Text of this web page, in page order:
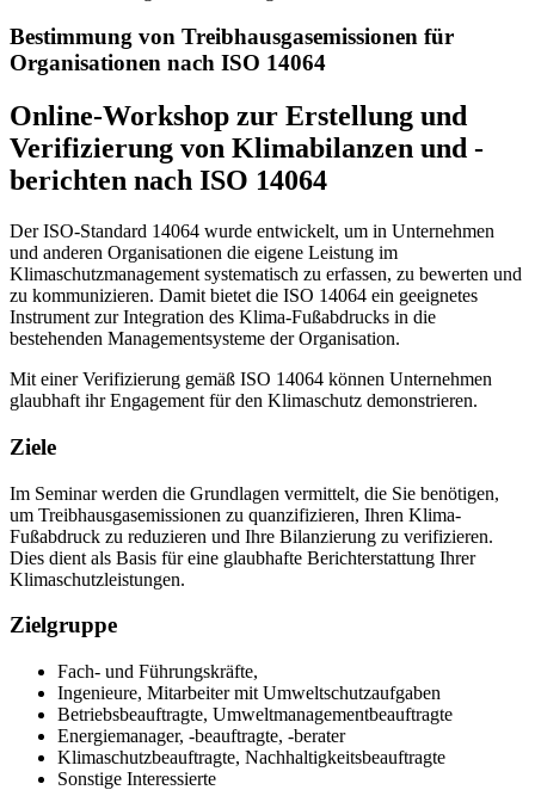
Bestimmung von Treibhausgasemissionen für
Organisationen nach ISO 14064
Online-Workshop zur Erstellung und
Verifizierung von Klimabilanzen und -
berichten nach ISO 14064
Der ISO-Standard 14064 wurde entwickelt, um in Unternehmen
und anderen Organisationen die eigene Leistung im
Klimaschutzmanagement systematisch zu erfassen, zu bewerten und
zu kommunizieren. Damit bietet die ISO 14064 ein geeignetes
Instrument zur Integration des Klima-Fußabdrucks in die
bestehenden Managementsysteme der Organisation.
Mit einer Verifizierung gemäß ISO 14064 können Unternehmen
glaubhaft ihr Engagement für den Klimaschutz demonstrieren.
Ziele
Im Seminar werden die Grundlagen vermittelt, die Sie benötigen,
um Treibhausgasemissionen zu quanzifizieren, Ihren Klima-
Fußabdruck zu reduzieren und Ihre Bilanzierung zu verifizieren.
Dies dient als Basis für eine glaubhafte Berichterstattung Ihrer
Klimaschutzleistungen.
Zielgruppe
Fach- und Führungskräfte,
Ingenieure, Mitarbeiter mit Umweltschutzaufgaben
Betriebsbeauftragte, Umweltmanagementbeauftragte
Energiemanager, -beauftragte, -berater
Klimaschutzbeauftragte, Nachhaltigkeitsbeauftragte
Sonstige Interessierte